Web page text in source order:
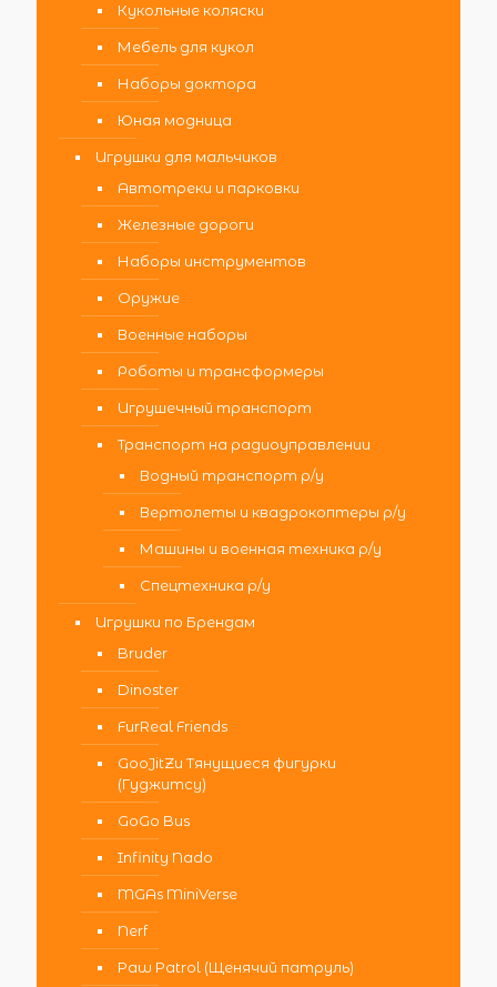
Кукольные коляски
Мебель для кукол
Наборы доктора
Юная модница
Игрушки для мальчиков
Автотреки и парковки
Железные дороги
Наборы инструментов
Оружие
Военные наборы
Роботы и трансформеры
Игрушечный транспорт
Транспорт на радиоуправлении
Водный транспорт р/у
Вертолеты и квадрокоптеры р/у
Машины и военная техника р/у
Спецтехника р/у
Игрушки по Брендам
Bruder
Dinoster
FurReal Friends
GooJitZu Тянущиеся фигурки
(Гуджитсу)
GoGo Bus
Infinity Nado
MGAs MiniVerse
Nerf
Paw Patrol (Щенячий патруль)